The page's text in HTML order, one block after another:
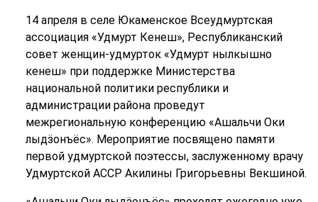
14 апреля в селе Юкаменское Всеудмуртская
ассоциация «Удмурт Кенеш», Республиканский
совет женщин-удмурток «Удмурт нылкышно
кенеш» при поддержке Министерства
национальной политики республики и
администрации района проведут
межрегиональную конференцию «Ашальчи Оки
лыдӟонъёс». Мероприятие посвящено памяти
первой удмуртской поэтессы, заслуженному врачу
Удмуртской АССР Акилины Григорьевны Векшиной.